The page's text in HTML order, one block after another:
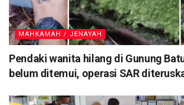
MAHKAMAH / JENAYAH
Pendaki wanita hilang di Gunung
belum ditemui, operasi SAR